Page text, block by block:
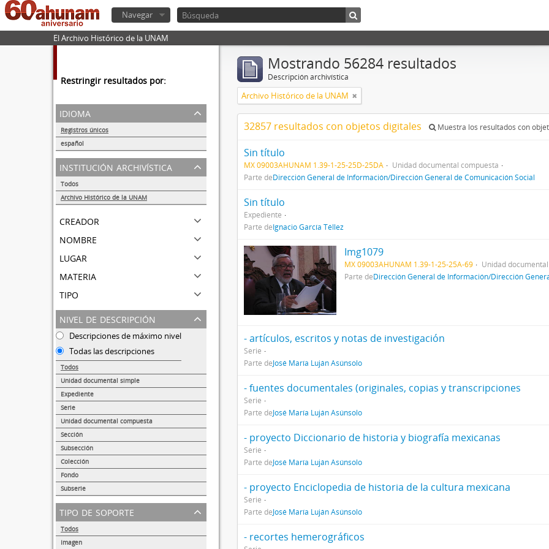
Navegar
El Archivo Histórico de la UNAM
Restringir resultados por:
idioma
Registros únicos
español
56252
institución archivística
Todos
Archivo Histórico de la UNAM
creador
nombre
lugar
materia
tipo
nivel de descripción
Descripciones de máximo nivel
Todas las descripciones
Todos
Unidad documental simple
Expediente
Serie
Unidad documental compuesta
Sección
Subsección
Colección
Fondo
Subserie
41
tipo de soporte
Todos
Imagen
Mostrando 56284 resultados
Descripción archivística
Archivo Histórico de la UNAM
32857 resultados con objetos digitales Muestra los resultados con
Sin título
MX 09003AHUNAM 1.39-1-25-25D-25DA
Unidad documental compuesta
Parte deDirección General de Información/Dirección General de Comunicación Social
Sin título
Expediente
Parte deIgnacio García Téllez
Img1079
MX 09003AHUNAM 1.39-1-25-25A-69
Unidad
Parte deDirección General de Información/Dirección
- artículos, escritos y notas de investigación
Serie
Parte deJosé María Luján Asúnsolo
- fuentes documentales (originales, copias y transcripciones
Serie
Parte deJosé María Luján Asúnsolo
- proyecto Diccionario de historia y biografía mexicanas
Serie
Parte deJosé María Luján Asúnsolo
- proyecto Enciclopedia de historia de la cultura mexicana
Serie
Parte deJosé María Luján Asúnsolo
- recortes hemerográficos